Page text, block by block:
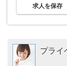
求人を保存
プライ